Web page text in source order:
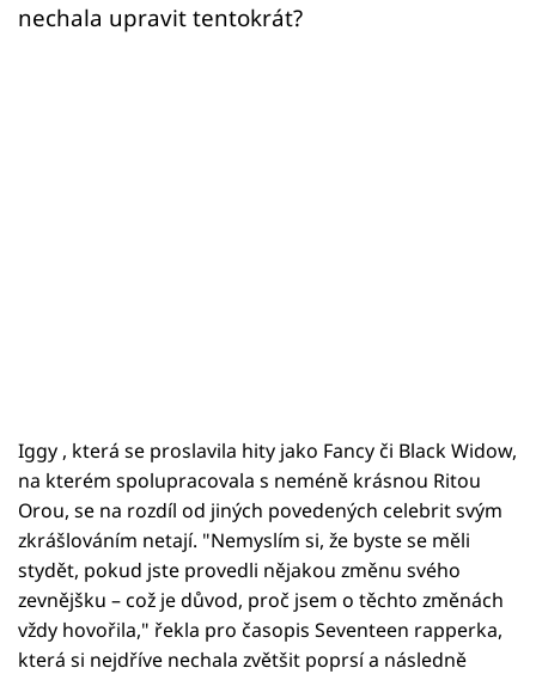
nechala upravit tentokrát?
Iggy , která se proslavila hity jako Fancy či Black Widow,
na kterém spolupracovala s neméně krásnou Ritou
Orou, se na rozdíl od jiných povedených celebrit svým
zkrášlováním netají. "Nemyslím si, že byste se měli
stydět, pokud jste provedli nějakou změnu svého
zevnějšku – což je důvod, proč jsem o těchto změnách
vždy hovořila," řekla pro časopis Seventeen rapperka,
která si nejdříve nechala zvětšit poprsí a následně